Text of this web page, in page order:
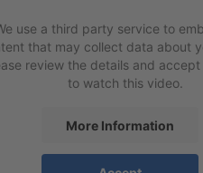
use a third party service to
that may collect data about
review the details and
to watch this video.
More Information